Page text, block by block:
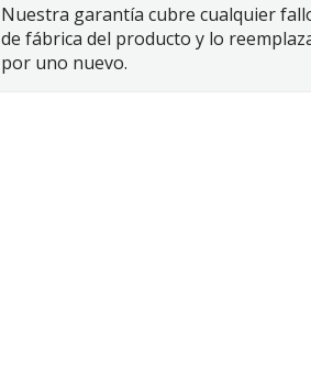
Nuestra garantía cubre cualquier
de fábrica del producto y lo
por uno nuevo.